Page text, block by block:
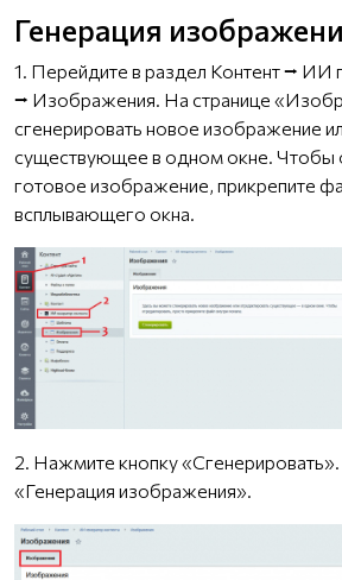
Генерация
1. Перейдите в раздел Контент ⭢ ИИ
⭢ Изображения. На странице
сгенерировать новое изображение
существующее в одном окне. Чтобы
готовое изображение, прикрепите
всплывающего окна.
2. Нажмите кнопку
«Генерация изображения».